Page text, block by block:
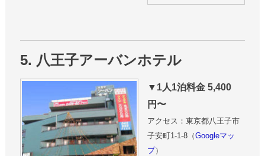
5. 八王子アーバンホテル
▼1人1泊料金 5,400
円〜
アクセス：東京都八王子市
子安町1-1-8（Googleマッ
プ）